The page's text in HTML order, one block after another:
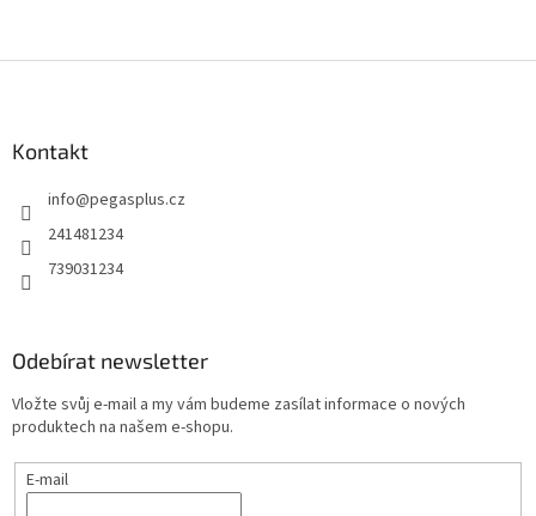
Kontakt
info@pegasplus.cz
241481234
739031234
Odebírat newsletter
Vložte svůj e-mail a my vám budeme zasílat informace o nových
produktech na našem e-shopu.
E-mail